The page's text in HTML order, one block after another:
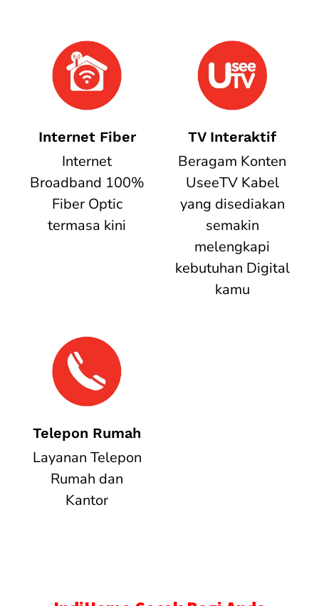
Internet Fiber
Internet
Broadband 100%
Fiber Optic
termasa kini
TV Interaktif
Beragam Konten
UseeTV Kabel
yang disediakan
semakin
melengkapi
kebutuhan Digital
kamu
Telepon Rumah
Layanan Telepon
Rumah dan
Kantor